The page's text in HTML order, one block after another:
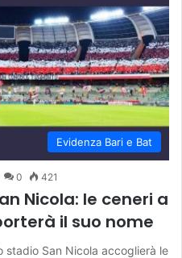
Evidenza Bari e Bat
0 421
Nicola: le ceneri a
il suo nome
stadio San Nicola accoglierà le